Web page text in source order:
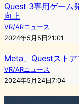
Quest 3専用ゲーム
向上
VR/ARニュース
2024年5月5日21:01
Meta、Questストア
VR/ARニュース
2024年5月24日7:04